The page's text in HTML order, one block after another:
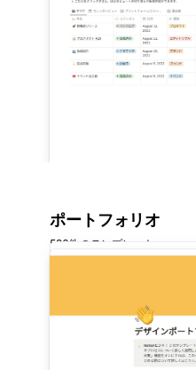
ポートフォリオ
596件のテンプレート